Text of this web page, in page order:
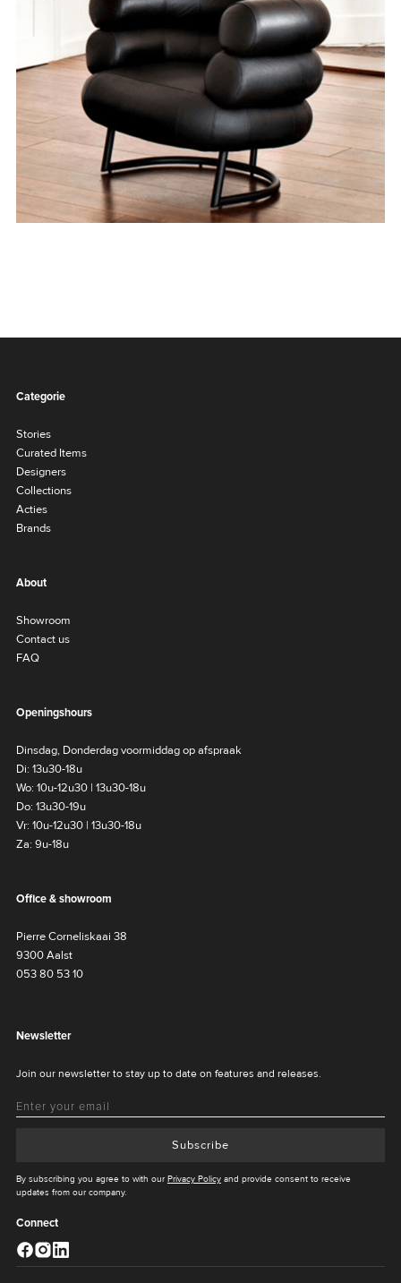
Categorie
Stories
Curated Items
Designers
Collections
Acties
Brands
About
Showroom
Contact us
FAQ
Openingshours
Dinsdag, Donderdag voormiddag op afspraak
Di: 13u30-18u
Wo: 10u-12u30 | 13u30-18u
Do: 13u30-19u
Vr: 10u-12u30 | 13u30-18u
Za: 9u-18u
Office & showroom
Pierre Corneliskaai 38
9300 Aalst
053 80 53 10
Newsletter
Join our newsletter to stay up to date on features and releases.
Subscribe
By subscribing you agree to with our Privacy Policyand provide consent to receive
updates from our company.
Connect